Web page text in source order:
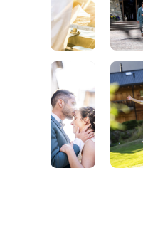
aux côtés
tous les
début du bal.
Post-
retouches
rendu
Livraison:
livrées sous
partager ou